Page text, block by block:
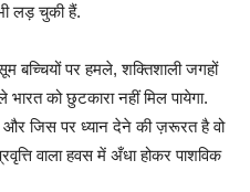
लड़ चुकी हैं.
बच्चियों पर हमले, शक्तिशाली जगहों
को छुटकारा नहीं मिल पायेगा.
जिस पर ध्यान देने की ज़रूरत है वो
वाला हवस में अँधा होकर पाशविक